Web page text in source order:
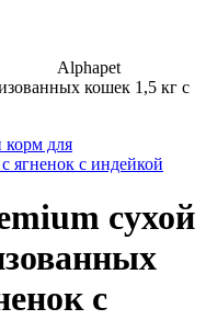
Alphapet
кошек 1,5 кг с
сухой
с